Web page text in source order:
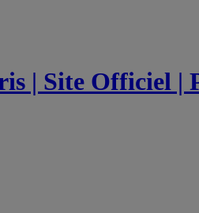
| Site Officiel |